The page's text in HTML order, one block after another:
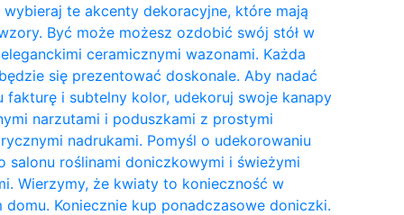
wybieraj te akcenty dekoracyjne, które mają
Być może możesz ozdobić swój stół w
ceramicznymi wazonami. Każda
się prezentować doskonale. Aby nadać
fakturę i subtelny kolor, udekoruj swoje kanapy
narzutami i poduszkami z prostymi
nadrukami. Pomyśl o udekorowaniu
salonu roślinami doniczkowymi i świeżymi
Wierzymy, że kwiaty to konieczność w
domu. Koniecznie kup ponadczasowe doniczki.